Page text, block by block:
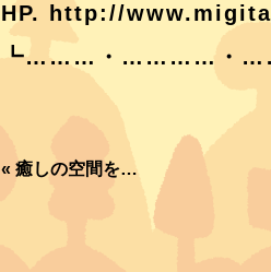
HP. http://
┗………・…………・
« 癒しの空間を…